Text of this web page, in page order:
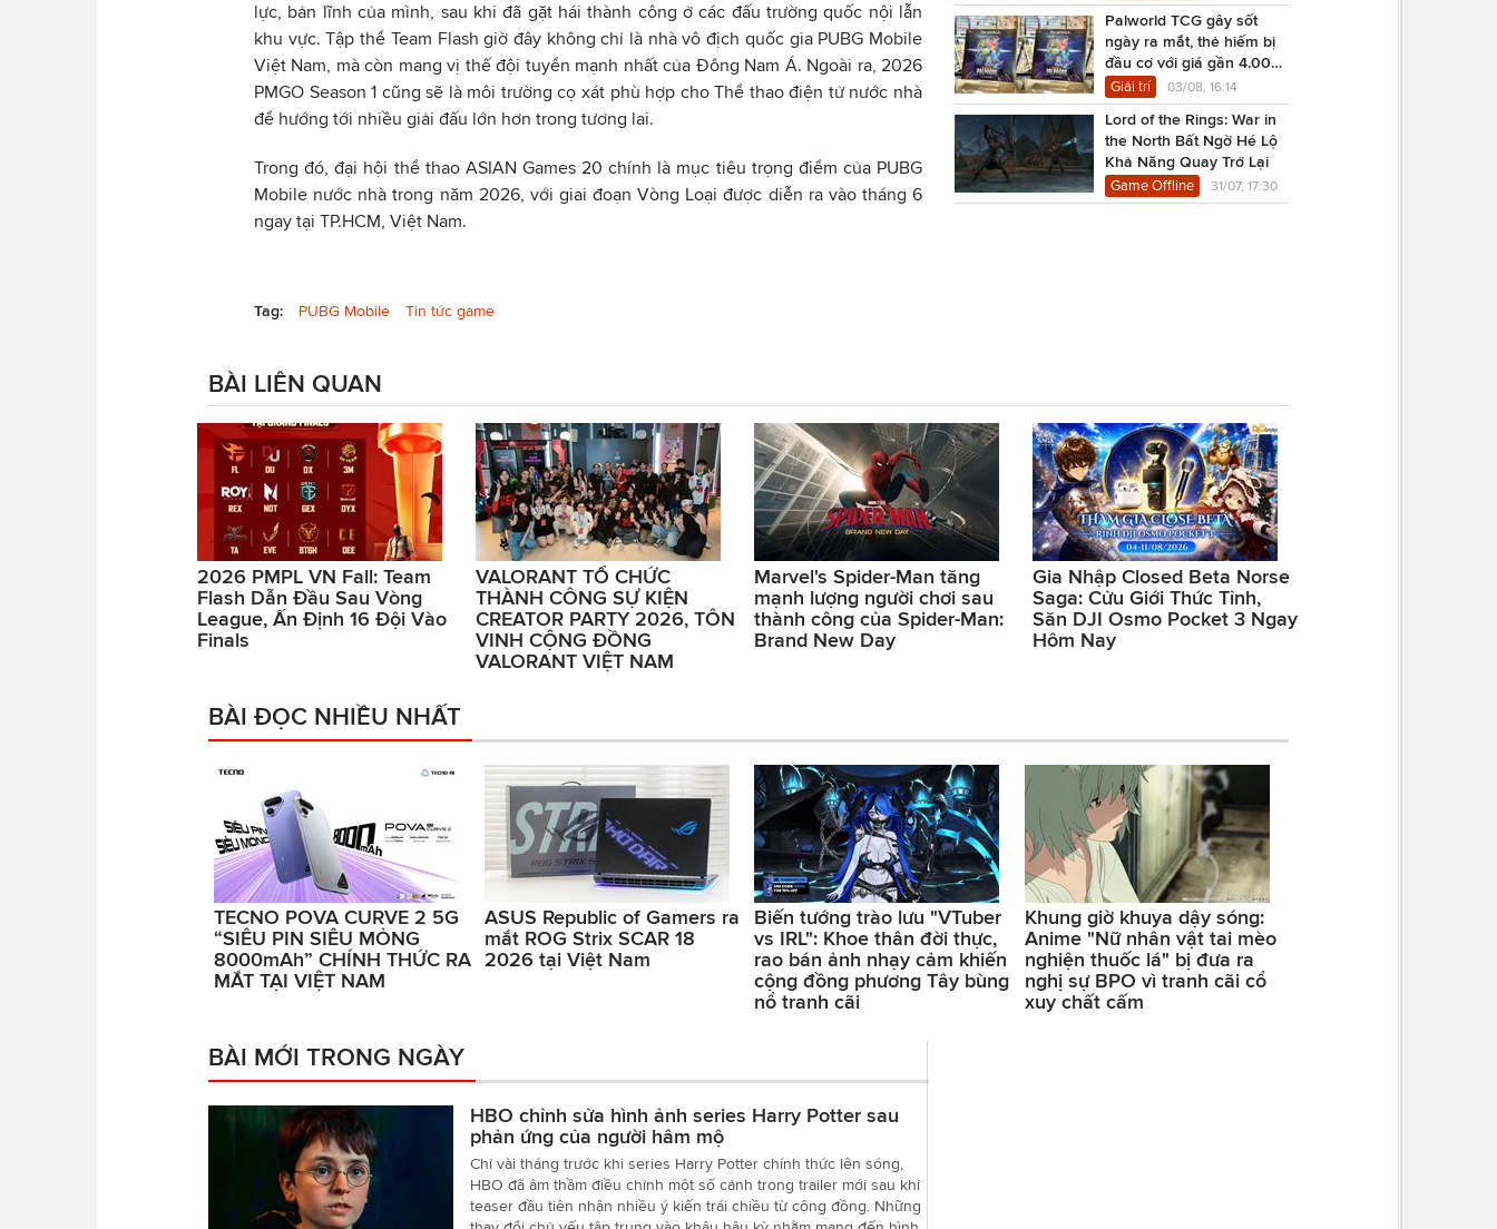
lực, bản lĩnh của mình, sau khi đã gặt hái thành công ở các đấu trường quốc nội lẫn
khu vực. Tập thể Team Flash giờ đây không chỉ là nhà vô địch quốc gia PUBG Mobile
Việt Nam, mà còn mang vị thế đội tuyển mạnh nhất của Đông Nam Á. Ngoài ra, 2026
PMGO Season 1 cũng sẽ là môi trường cọ xát phù hợp cho Thể thao điện tử nước nhà
để hướng tới nhiều giải đấu lớn hơn trong tương lai.
Trong đó, đại hội thể thao ASIAN Games 20 chính là mục tiêu trọng điểm của PUBG
Mobile nước nhà trong năm 2026, với giai đoạn Vòng Loại được diễn ra vào tháng 6
ngay tại TP.HCM, Việt Nam.
Tag: PUBG Mobile Tin tức game
Palworld TCG gây sốt
ngày ra mắt, thẻ hiếm bị
đầu cơ với giá gần 4.000
USD
Giải trí 03/08, 16:14
Lord of the Rings: War in
the North Bất Ngờ Hé Lộ
Khả Năng Quay Trở Lại
Game Offline 31/07, 17:30
BÀI LIÊN QUAN
2026 PMPL VN Fall: Team
Flash Dẫn Đầu Sau Vòng
League, Ấn Định 16 Đội Vào
Finals
VALORANT TỔ CHỨC
THÀNH CÔNG SỰ KIỆN
CREATOR PARTY 2026, TÔN
VINH CỘNG ĐỒNG
VALORANT VIỆT NAM
Marvel's Spider-Man tăng
mạnh lượng người chơi sau
thành công của Spider-Man:
Brand New Day
Gia Nhập Closed Beta Norse
Saga: Cửu Giới Thức Tỉnh,
Săn DJI Osmo Pocket 3 Ngay
Hôm Nay
BÀI ĐỌC NHIỀU NHẤT
TECNO POVA CURVE 2 5G
“SIÊU PIN SIÊU MỎNG
8000mAh” CHÍNH THỨC RA
MẮT TẠI VIỆT NAM
ASUS Republic of Gamers ra
mắt ROG Strix SCAR 18
2026 tại Việt Nam
Biến tướng trào lưu "VTuber
vs IRL": Khoe thân đời thực,
rao bán ảnh nhạy cảm khiến
cộng đồng phương Tây bùng
nổ tranh cãi
Khung giờ khuya dậy sóng:
Anime "Nữ nhân vật tai mèo
nghiện thuốc lá" bị đưa ra
nghị sự BPO vì tranh cãi cổ
xuy chất cấm
BÀI MỚI TRONG NGÀY
HBO chỉnh sửa hình ảnh series Harry Potter sau
phản ứng của người hâm mộ
Chỉ vài tháng trước khi series Harry Potter chính thức lên sóng,
HBO đã âm thầm điều chỉnh một số cảnh trong trailer mới sau khi
teaser đầu tiên nhận nhiều ý kiến trái chiều từ cộng đồng. Những